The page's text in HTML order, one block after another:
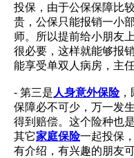
投保，由于公保保障比
贵，公保只能报销一小
师。所以提前给小朋友
很必要，这样就能够报
能享受单双人病房，主
- 第三是 人身意外保险，
保障必不可少，万一发
得到赔偿。这个险种也
其它家庭保险一起投保
有介绍，有兴趣的朋友